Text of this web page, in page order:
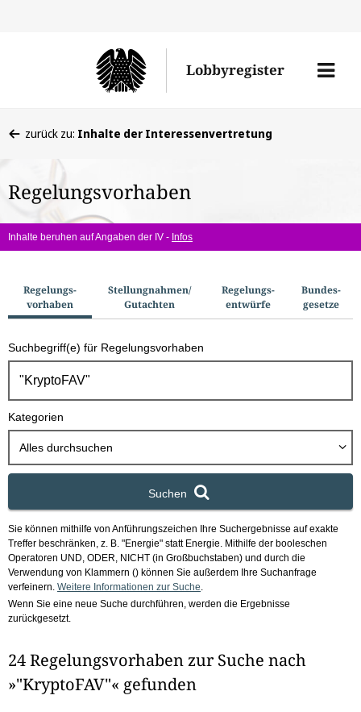
den
Lobbyregister
Menü
befinden
hier:
zurück zu: Inhalte der Interessenvertretung
Regelungsvorhaben
Inhalte beruhen auf Angaben der IV - Infos
u
c
h
o
Regelungs­
vorhaben
Stellungnahmen/​
Gutachten
Regelungs­
entwürfe
Bundes­
gesetze
Suchbegriff(e) für Regelungsvorhaben
Kategorien
Alles durchsuchen
Suchen
Sie können mithilfe von Anführungszeichen Ihre Suchergebnisse auf exakte
Treffer beschränken, z. B. "Energie" statt Energie. Mithilfe der booleschen
Operatoren UND, ODER, NICHT (in Großbuchstaben) und durch die
Verwendung von Klammern () können Sie außerdem Ihre Suchanfrage
verfeinern. Weitere Informationen zur Suche
Wenn Sie eine neue Suche durchführen, werden die Ergebnisse
zurückgesetzt.
24 Regelungsvorhaben zur Suche nach
»"KryptoFAV"« gefunden